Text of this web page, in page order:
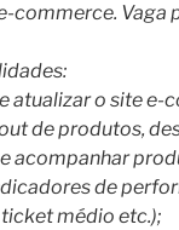
commerce. Vaga
atualizar o site
de produtos,
acompanhar
de
médio etc.);